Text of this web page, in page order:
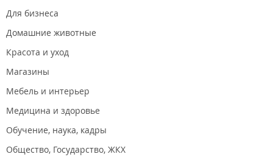
Для бизнеса
Домашние животные
Красота и уход
Магазины
Мебель и интерьер
Медицина и здоровье
Обучение, наука, кадры
Общество, Государство, ЖКХ